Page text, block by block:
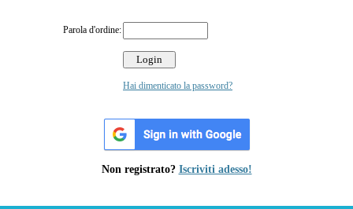
Parola d'ordine:
Hai dimenticato la password?
Non registrato? Iscriviti adesso!